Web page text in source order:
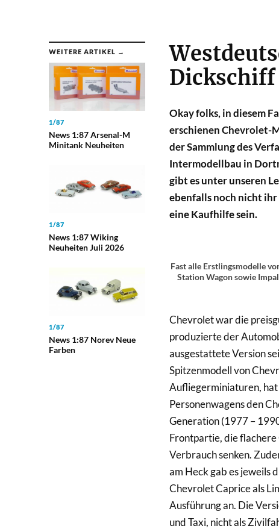
WEITERE ARTIKEL →
1/87
News 1:87 Arsenal-M
Minitank Neuheiten
1/87
News 1:87 Wiking
Neuheiten Juli 2026
1/87
News 1:87 Norev Neue
Farben
Dickschiff
Okay folks, in diesem
erschienen Chevrolet-
der Sammlung des
Intermodellbau in
gibt es unter unseren
ebenfalls noch nicht ihr
eine Kaufhilfe sein.
Fast alle Erstlingsmodelle
Station Wagon sowie
Chevrolet war die
produzierte der
ausgestattete Version
Spitzenmodell von
Aufliegerminiaturen, hat
Personenwagens den
Generation (1977 –
Frontpartie, die
Verbrauch senken.
am Heck gab es jeweils
Chevrolet Caprice als
Ausführung an. Die
und Taxi, nicht als